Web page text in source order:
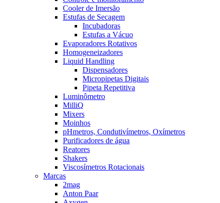
Cooler de Imersão
Estufas de Secagem
Incubadoras
Estufas a Vácuo
Evaporadores Rotativos
Homogeneizadores
Liquid Handling
Dispensadores
Micropipetas Digitais
Pipeta Repetitiva
Luminômetro
MilliQ
Mixers
Moinhos
pHmetros, Condutivímetros, Oxímetros
Purificadores de água
Reatores
Shakers
Viscosímetros Rotacionais
Marcas
2mag
Anton Paar